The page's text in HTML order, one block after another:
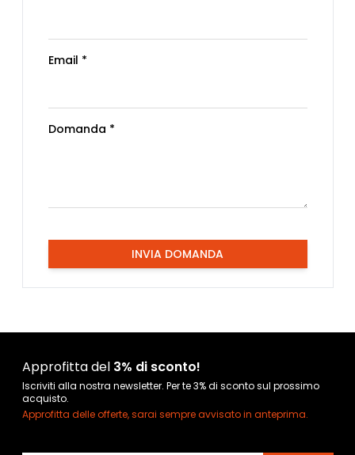
Email *
Domanda *
INVIA DOMANDA
Approfitta del 3% di sconto!
Iscriviti alla nostra newsletter. Per te 3% di sconto sul prossimo
acquisto.
Approfitta delle offerte, sarai sempre avvisato in anteprima.